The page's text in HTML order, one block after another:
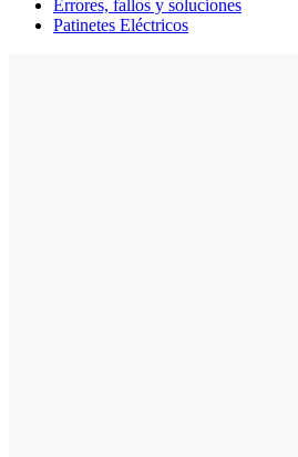
Errores, fallos y soluciones
Patinetes Eléctricos